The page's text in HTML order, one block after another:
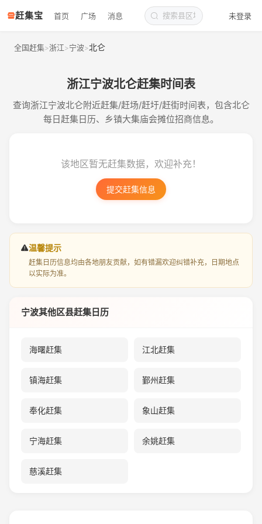
赶集宝 首页 广场 消息 未登录
全国赶集>浙江>宁波>北仑
浙江宁波北仑赶集时间表
查询浙江宁波北仑附近赶集/赶场/赶圩/赶街时间表，包含北仑
每日赶集日历、乡镇大集庙会摊位招商信息。
该地区暂无赶集数据，欢迎补充！
提交赶集信息
温馨提示
赶集日历信息均由各地朋友贡献，如有错漏欢迎纠错补充，日期地点
以实际为准。
宁波其他区县赶集日历
海曙赶集 江北赶集
镇海赶集 鄞州赶集
奉化赶集 象山赶集
宁海赶集 余姚赶集
慈溪赶集